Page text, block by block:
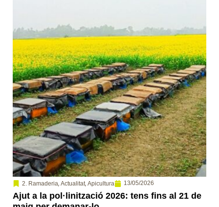
2. Ramaderia, Actualitat, Apicultura 13/05/2026
Ajut a la pol·linització 2026: tens fins al 21 de